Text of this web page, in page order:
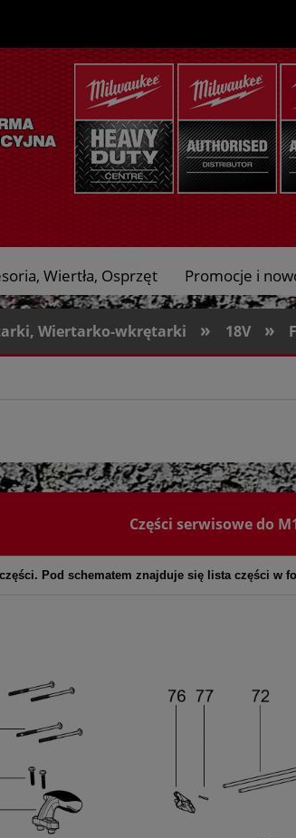
Wiertła, Osprzęt Promocje i
Wiertarko-wkrętarki » 18V »
Części serwisowe do
Pod schematem znajduje się lista części